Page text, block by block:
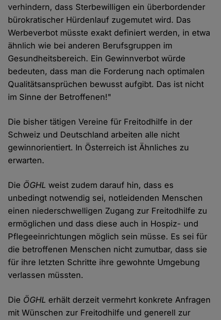
verhindern, dass Sterbewilligen ein überbordender
bürokratischer Hürdenlauf zugemutet wird. Das
Werbeverbot müsste exakt definiert werden, in etwa
ähnlich wie bei anderen Berufsgruppen im
Gesundheitsbereich. Ein Gewinnverbot würde
bedeuten, dass man die Forderung nach optimalen
Qualitätsansprüchen bewusst aufgibt. Das ist nicht
im Sinne der Betroffenen!"
Die bisher tätigen Vereine für Freitodhilfe in der
Schweiz und Deutschland arbeiten alle nicht
gewinnorientiert. In Österreich ist Ähnliches zu
erwarten.
Die ÖGHLweist zudem darauf hin, dass es
unbedingt notwendig sei, notleidenden Menschen
einen niederschwelligen Zugang zur Freitodhilfe zu
ermöglichen und dass diese auch in Hospiz- und
Pflegeeinrichtungen möglich sein müsse. Es sei für
die betroffenen Menschen nicht zumutbar, dass sie
für ihre letzten Schritte ihre gewohnte Umgebung
verlassen müssten.
Die ÖGHL erhält derzeit vermehrt konkrete Anfragen
mit Wünschen zur Freitodhilfe und generell zur